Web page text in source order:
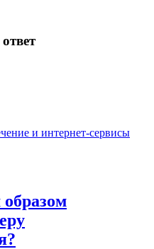
и интернет-сервисы